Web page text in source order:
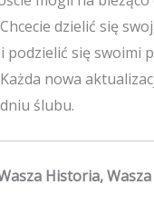
Chcecie dzielić się
podzielić się swoimi
Każda nowa
ślubu.
Historia,